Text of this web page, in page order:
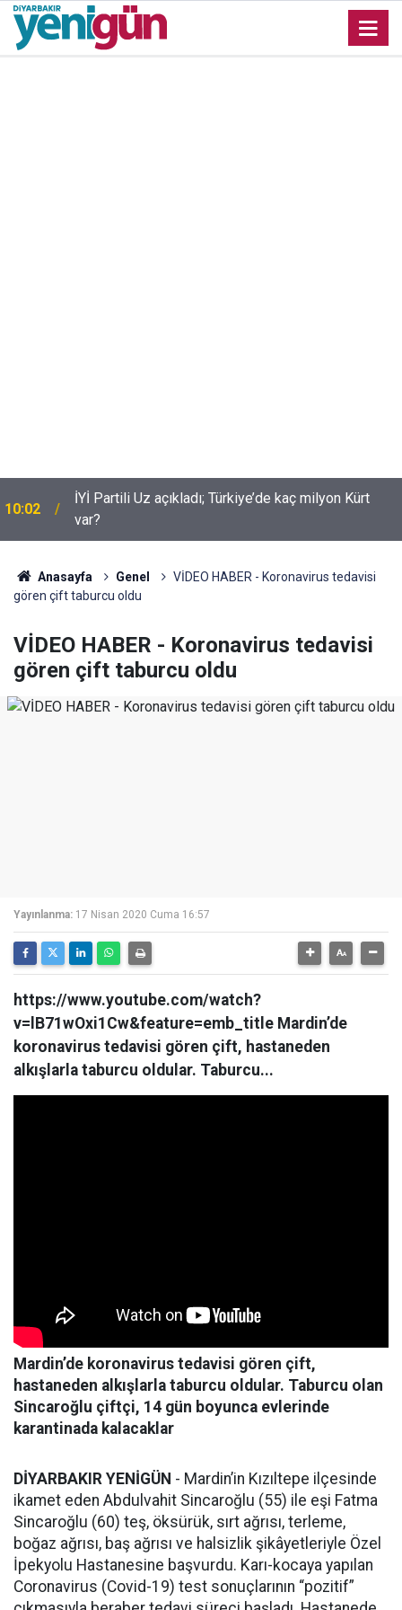
İYİ Partili Uz açıkladı; Türkiye’de kaç milyon Kürt
var?
09:54
Suça sürüklenen çocuklar için yeni düzenleme
neleri kapsiyor?
Anasayfa Genel
VİDEO HABER - Koronavirus tedavisi
gören çift taburcu oldu
VİDEO HABER - Koronavirus tedavisi
gören çift taburcu oldu
Yayınlanma: 17 Nisan 2020 Cuma 16:57
https://www.youtube.com/watch?
v=lB71wOxi1Cw&feature=emb_title Mardin’de
koronavirus tedavisi gören çift, hastaneden
alkışlarla taburcu oldular. Taburcu...
Mardin’de koronavirus tedavisi gören çift,
hastaneden alkışlarla taburcu oldular. Taburcu olan
Sincaroğlu çiftçi, 14 gün boyunca evlerinde
karantinada kalacaklar
DİYARBAKIR YENİGÜN - Mardin’in Kızıltepe ilçesinde
ikamet eden Abdulvahit Sincaroğlu (55) ile eşi Fatma
Sincaroğlu (60) teş, öksürük, sırt ağrısı, terleme,
boğaz ağrısı, baş ağrısı ve halsizlik şikâyetleriyle Özel
İpekyolu Hastanesine başvurdu. Karı-kocaya yapılan
Coronavirus (Covid-19) test sonuçlarının “pozitif”